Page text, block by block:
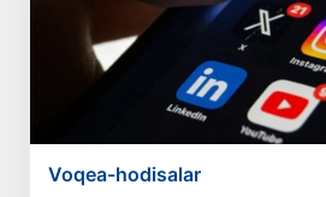
Voqea-hodisalar